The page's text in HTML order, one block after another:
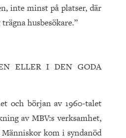
inte minst på platser, där
husbesökare.”
ELLER I DEN GODA
och början av 1960-talet
av MBV:s verksamhet,
kom i syndanöd